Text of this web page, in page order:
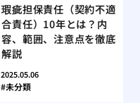
瑕疵担保責任（契約不適
合責任）10年とは？内
容、範囲、注意点を徹底
解説
2025.05.06
未分類